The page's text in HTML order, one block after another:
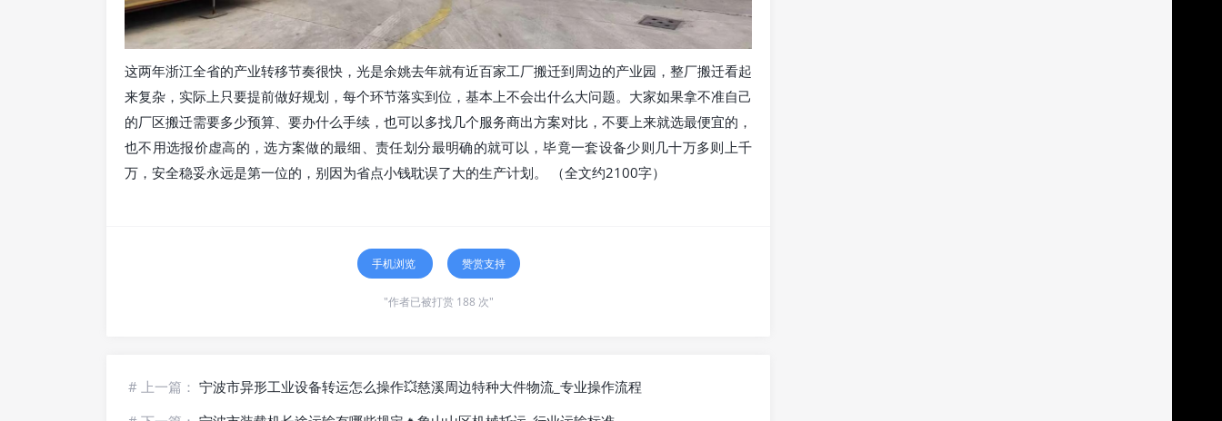
这两年浙江全省的产业转移节奏很快，光是余姚去年就有近百家工厂搬迁到周边的产业园，整厂搬迁看起
来复杂，实际上只要提前做好规划，每个环节落实到位，基本上不会出什么大问题。大家如果拿不准自己
的厂区搬迁需要多少预算、要办什么手续，也可以多找几个服务商出方案对比，不要上来就选最便宜的，
也不用选报价虚高的，选方案做的最细、责任划分最明确的就可以，毕竟一套设备少则几十万多则上千
万，安全稳妥永远是第一位的，别因为省点小钱耽误了大的生产计划。 （全文约2100字）
手机浏览 赞赏支持
"作者已被打赏 188 次"
# 上一篇： 宁波市异形工业设备转运怎么操作💥慈溪周边特种大件物流_专业操作流程